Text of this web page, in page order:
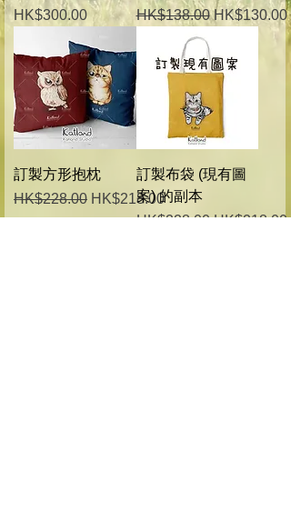
價格
HK$300.00
一般價格
HK$138.00 促銷價格
HK$130.00
訂製方形抱枕
一般價格
HK$228.00 促銷價格
HK$218.00
訂製布袋 (現有圖
案) 的副本
一般價格
HK$228.00促銷價格
HK$218.00